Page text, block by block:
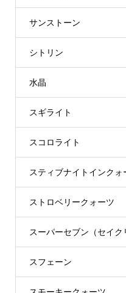
サンストーン
シトリン
水晶
スギライト
スコロライト
スティブナイトインクォ
ストロベリークォーツ
スーパーセブン（セイク
スフェーン